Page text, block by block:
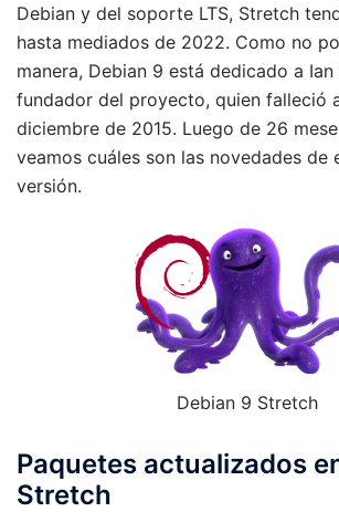
Debian y del soporte LTS, Stretch
hasta mediados de 2022. Como no
manera, Debian 9 está dedicado a
fundador del proyecto, quien falleció
diciembre de 2015. Luego de 26
veamos cuáles son las novedades de
versión.
Debian 9 Stretch
Paquetes actualizados
Stretch